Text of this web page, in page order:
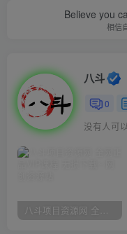
Believe you
相信
八斗
0
八斗项目资源网 全网正品VIP课程 无损下载~